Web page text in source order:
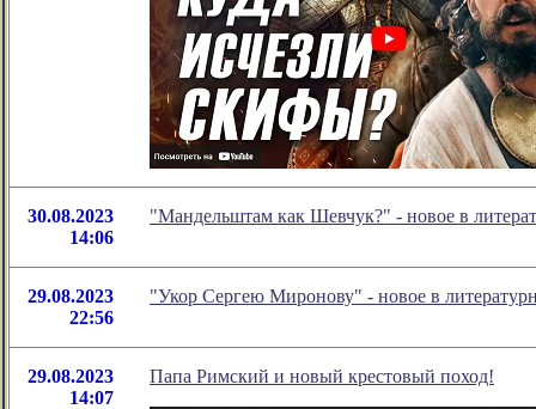
30.08.2023
14:06
"Мандельштам как Шевчук?" - новое в
29.08.2023
22:56
"Укор Сергею Миронову" - новое в
29.08.2023
14:07
Папа Римский и новый крестовый поход!